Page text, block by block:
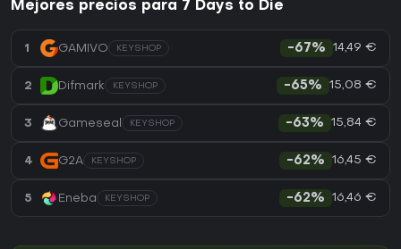
Mejores precios para 7 Days to Die
1 GAMIVO KEYSHOP -67% 14,49 €
2 Difmark KEYSHOP -65% 15,08 €
3 Gameseal KEYSHOP -63% 15,84 €
4 G2A KEYSHOP -62% 16,45 €
5 Eneba KEYSHOP -62% 16,46 €